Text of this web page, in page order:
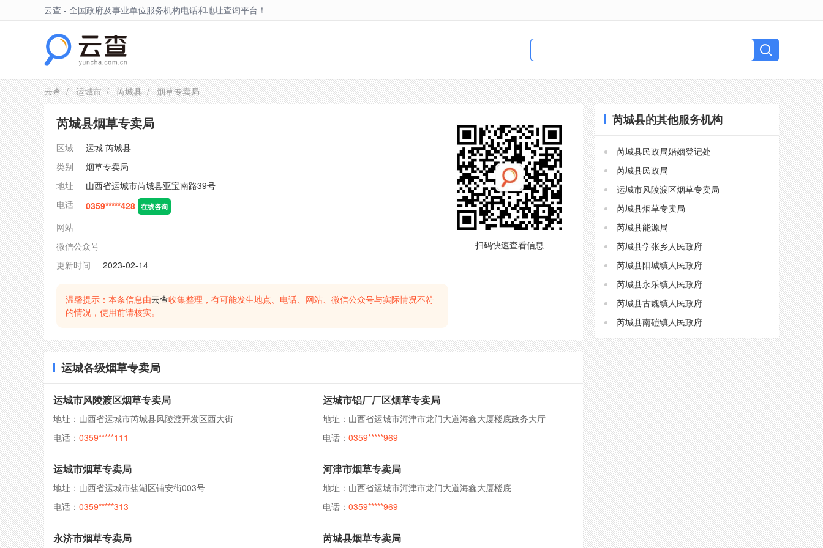
云查 - 全国政府及事业单位服务机构电话和地址查询平台！
云查/运城市/芮城县/ 烟草专卖局
芮城县烟草专卖局
区域 运城 芮城县
类别
烟草专卖局
地址
山西省运城市芮城县亚宝南路39号
电话
0359*****428 在线咨询
网站
微信公众号
更新时间
2023-02-14
温馨提示：本条信息由云查收集整理，有可能发生地点、电话、网站、微信公众号与实际情况不符
的情况，使用前请核实。
扫码快速查看信息
运城各级烟草专卖局
运城市风陵渡区烟草专卖局
地址：山西省运城市芮城县风陵渡开发区西大街
电话： 0359*****111
运城市铝厂厂区烟草专卖局
地址：山西省运城市河津市龙门大道海鑫大厦楼底政务大厅
电话： 0359*****969
运城市烟草专卖局
地址：山西省运城市盐湖区铺安街003号
电话： 0359*****313
河津市烟草专卖局
地址：山西省运城市河津市龙门大道海鑫大厦楼底
电话： 0359*****969
永济市烟草专卖局 芮城县烟草专卖局
芮城县的其他服务机构
芮城县民政局婚姻登记处
芮城县民政局
运城市风陵渡区烟草专卖局
芮城县烟草专卖局
芮城县能源局
芮城县学张乡人民政府
芮城县阳城镇人民政府
芮城县永乐镇人民政府
芮城县古魏镇人民政府
芮城县南磑镇人民政府